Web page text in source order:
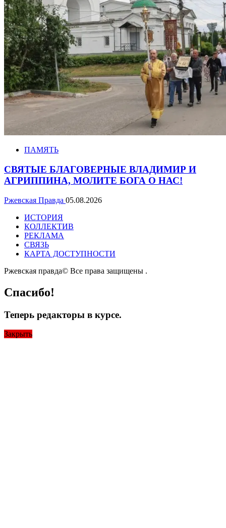
ПАМЯТЬ
СВЯТЫЕ БЛАГОВЕРНЫЕ ВЛАДИМИР И
АГРИППИНА, МОЛИТЕ БОГА О НАС!
Ржевская Правда 05.08.2026
ИСТОРИЯ
КОЛЛЕКТИВ
РЕКЛАМА
СВЯЗЬ
КАРТА ДОСТУПНОСТИ
Ржевская правда© Все права защищены .
Спасибо!
Теперь редакторы в курсе.
Закрыть